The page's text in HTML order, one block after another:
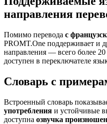
направления
Помимо перевода с
PROMT.One поддерживает и
направления — всего более
доступен в переключателе
Словарь с
Встроенный словарь
употребления и устойчивые
доступна озвучка